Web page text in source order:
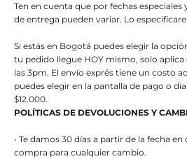
Ten en cuenta que por fechas
de entrega pueden variar. Lo
Si estás en Bogotá puedes elegir la
tu pedido llegue HOY mismo, solo
las 3pm. El envío exprés tiene un costo
puedes elegir en la pantalla de pago o
$12.000.
POLÍTICAS DE DEVOLUCIONES Y
• Te damos 30 días a partir de la fecha
compra para cualquier cambio.